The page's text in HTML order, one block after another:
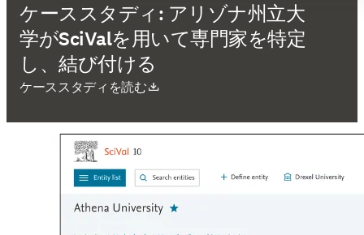
ケーススタディ: アリゾナ州立大
学がSciValを用いて専門家を特定
し、結び付ける
ケーススタディを読む
新しいタブ／ウィンドウで開く